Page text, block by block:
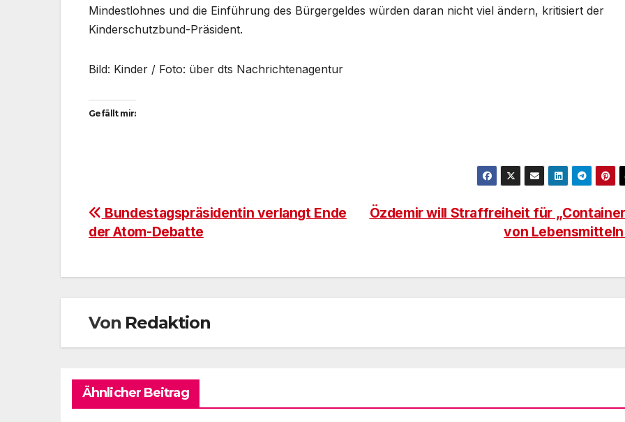
Mindestlohnes und die Einführung des Bürgergeldes würden daran nicht viel ändern, kritisiert der
Kinderschutzbund-Präsident.
Bild: Kinder / Foto: über dts Nachrichtenagentur
Gefällt mir:
Beitragsnavigation
Özdemir will Straffreiheit für
von
Bundestagspräsidentin verlangt Ende
der Atom-Debatte
Von Redaktion
Ähnlicher Beitrag